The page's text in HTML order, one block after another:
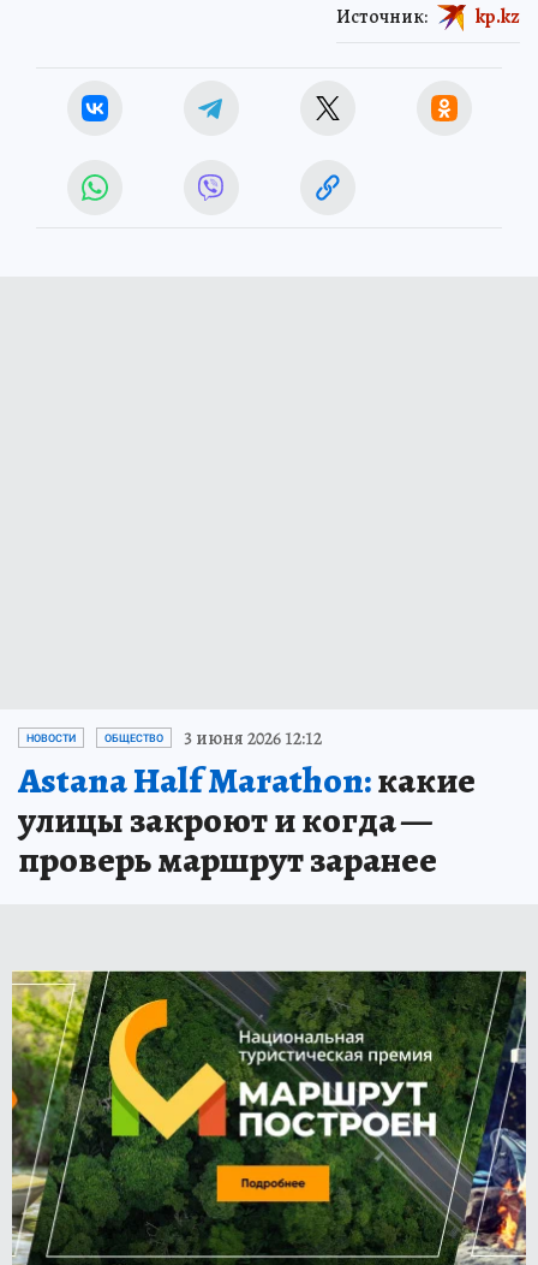
Источник: kp.kz
НОВОСТИ ОБЩЕСТВО 3 июня 2026 12:12
Astana Half Marathon:какие
улицы закроют и когда —
проверь маршрут заранее